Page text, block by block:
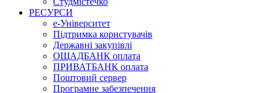
РЕСУРСИ
е-Університет
Підтримка користувачів
Державні закупівлі
ОЩАДБАНК оплата
ПРИВАТБАНК оплата
Поштовий сервер
Програмне забезпечення